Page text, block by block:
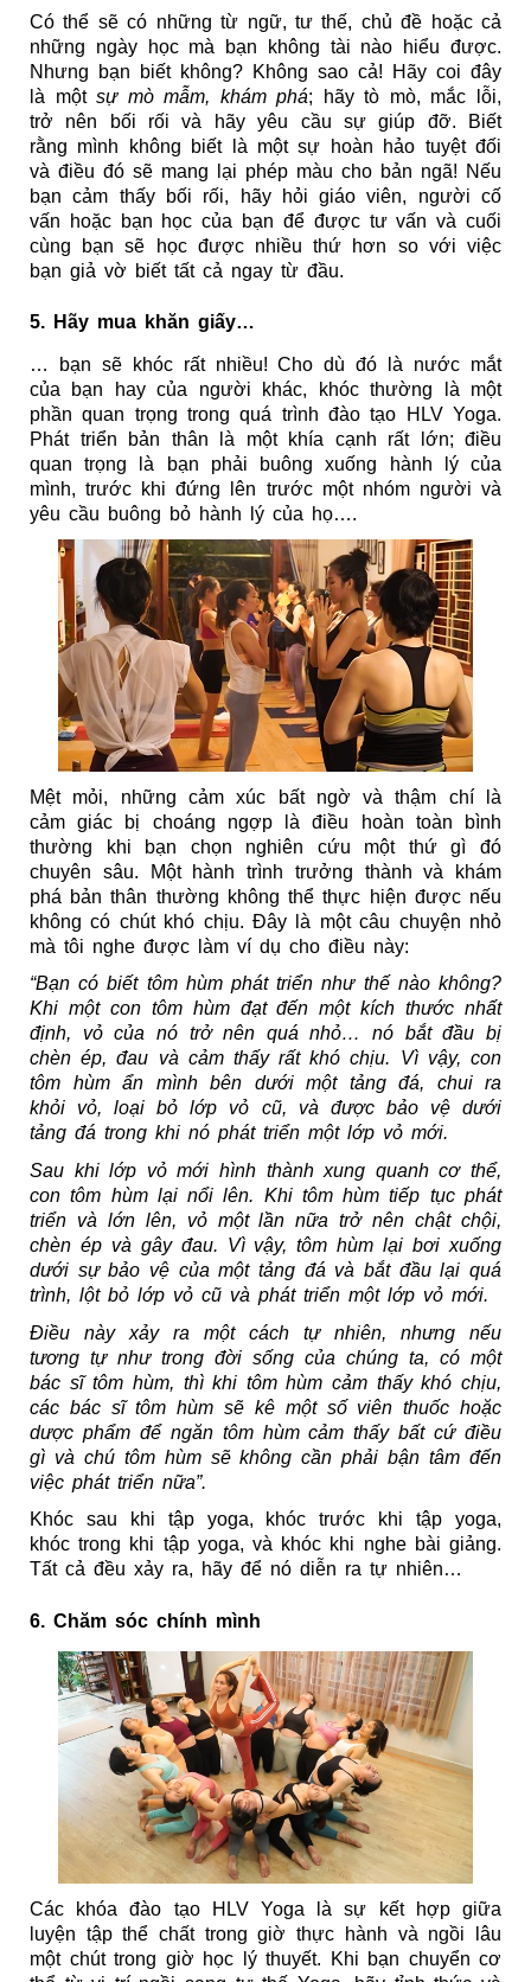
Có thể sẽ có những từ ngữ, tư thế, chủ đề hoặc cả
những ngày học mà bạn không tài nào hiểu được.
Nhưng bạn biết không? Không sao cả! Hãy coi đây
là một sự mò mẫm, khám phá; hãy tò mò, mắc lỗi,
trở nên bối rối và hãy yêu cầu sự giúp đỡ. Biết
rằng mình không biết là một sự hoàn hảo tuyệt đối
và điều đó sẽ mang lại phép màu cho bản ngã! Nếu
bạn cảm thấy bối rối, hãy hỏi giáo viên, người cố
vấn hoặc bạn học của bạn để được tư vấn và cuối
cùng bạn sẽ học được nhiều thứ hơn so với việc
bạn giả vờ biết tất cả ngay từ đầu.
5. Hãy mua khăn giấy…
… bạn sẽ khóc rất nhiều! Cho dù đó là nước mắt
của bạn hay của người khác, khóc thường là một
phần quan trọng trong quá trình đào tạo HLV Yoga.
Phát triển bản thân là một khía cạnh rất lớn; điều
quan trọng là bạn phải buông xuống hành lý của
mình, trước khi đứng lên trước một nhóm người và
yêu cầu buông bỏ hành lý của họ….
Mệt mỏi, những cảm xúc bất ngờ và thậm chí là
cảm giác bị choáng ngợp là điều hoàn toàn bình
thường khi bạn chọn nghiên cứu một thứ gì đó
chuyên sâu. Một hành trình trưởng thành và khám
phá bản thân thường không thể thực hiện được nếu
không có chút khó chịu. Đây là một câu chuyện nhỏ
mà tôi nghe được làm ví dụ cho điều này:
“Bạn có biết tôm hùm phát triển như thế nào không?
Khi một con tôm hùm đạt đến một kích thước nhất
định, vỏ của nó trở nên quá nhỏ… nó bắt đầu bị
chèn ép, đau và cảm thấy rất khó chịu. Vì vậy, con
tôm hùm ẩn mình bên dưới một tảng đá, chui ra
khỏi vỏ, loại bỏ lớp vỏ cũ, và được bảo vệ dưới
tảng đá trong khi nó phát triển một lớp vỏ mới.
Sau khi lớp vỏ mới hình thành xung quanh cơ thể,
con tôm hùm lại nổi lên. Khi tôm hùm tiếp tục phát
triển và lớn lên, vỏ một lần nữa trở nên chật chội,
chèn ép và gây đau. Vì vậy, tôm hùm lại bơi xuống
dưới sự bảo vệ của một tảng đá và bắt đầu lại quá
trình, lột bỏ lớp vỏ cũ và phát triển một lớp vỏ mới.
Điều này xảy ra một cách tự nhiên, nhưng nếu
tương tự như trong đời sống của chúng ta, có một
bác sĩ tôm hùm, thì khi tôm hùm cảm thấy khó chịu,
các bác sĩ tôm hùm sẽ kê một số viên thuốc hoặc
dược phẩm để ngăn tôm hùm cảm thấy bất cứ điều
gì và chú tôm hùm sẽ không cần phải bận tâm đến
việc phát triển nữa”.
Khóc sau khi tập yoga, khóc trước khi tập yoga,
khóc trong khi tập yoga, và khóc khi nghe bài giảng.
Tất cả đều xảy ra, hãy để nó diễn ra tự nhiên…
6. Chăm sóc chính mình
Các khóa đào tạo HLV Yoga là sự kết hợp giữa
luyện tập thể chất trong giờ thực hành và ngồi lâu
một chút trong giờ học lý thuyết. Khi bạn chuyển cơ